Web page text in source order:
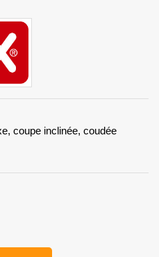
coupe inclinée, coudée